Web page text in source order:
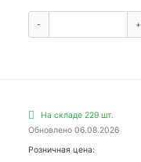
- +
На складе 229 шт.
Обновлено 06.08.2026
Розничная цена: